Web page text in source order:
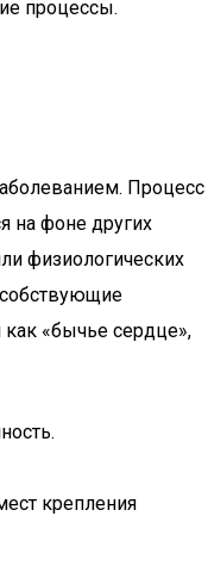
процессы.
Процесс
на фоне других
физиологических
«бычье сердце»,
крепления